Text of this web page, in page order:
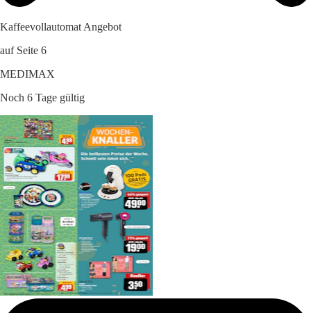
Kaffeevollautomat Angebot
auf Seite 6
MEDIMAX
Noch 6 Tage gültig